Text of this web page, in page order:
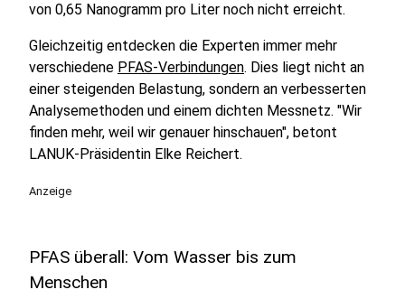
von 0,65 Nanogramm pro Liter noch nicht erreicht.
Gleichzeitig entdecken die Experten immer mehr
verschiedene PFAS-Verbindungen. Dies liegt nicht an
einer steigenden Belastung, sondern an verbesserten
Analysemethoden und einem dichten Messnetz. "Wir
finden mehr, weil wir genauer hinschauen", betont
LANUK-Präsidentin Elke Reichert.
Anzeige
PFAS überall: Vom Wasser bis zum
Menschen